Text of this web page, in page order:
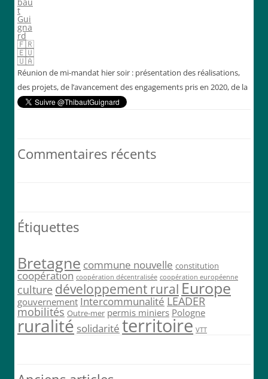
Réunion de mi-mandat hier soir : présentation des réalisations,
des projets, de l’avancement des engagements pris en 2020, de la
situation financière de la commune et échanges constructifs. ￼
7 h 57 min · 13 juin 2023
Commentaires récents
Étiquettes
Bretagne commune nouvelle constitution
coopération coopération décentralisée coopération européenne
culture développement ruralEurope
gouvernement Intercommunalité LEADER
mobilités Outre-mer permis miniers Pologne
ruralité solidarité territoire VTT